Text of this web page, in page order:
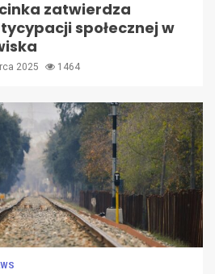
zatwierdza
społecznej w
2025 1464